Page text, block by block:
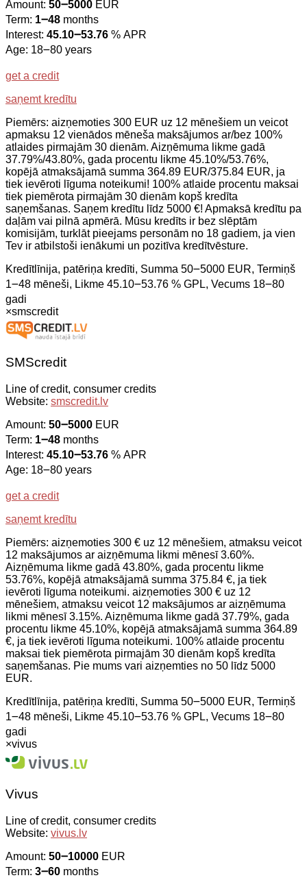
Amount: 50౼5000 EUR
Term: 1౼48 months
Interest: 45.10౼53.76 % APR
Age: 18౼80 years
get a credit
saņemt kredītu
Piemērs: aizņemoties 300 EUR uz 12 mēnešiem un veicot
apmaksu 12 vienādos mēneša maksājumos ar/bez 100%
atlaides pirmajām 30 dienām. Aizņēmuma likme gadā
37.79%/43.80%, gada procentu likme 45.10%/53.76%,
kopējā atmaksājamā summa 364.89 EUR/375.84 EUR, ja
tiek ievēroti līguma noteikumi! 100% atlaide procentu maksai
tiek piemērota pirmajām 30 dienām kopš kredīta
saņemšanas. Saņem kredītu līdz 5000 €! Apmaksā kredītu pa
daļām vai pilnā apmērā. Mūsu kredīts ir bez slēptām
komisijām, turklāt pieejams personām no 18 gadiem, ja vien
Tev ir atbilstoši ienākumi un pozitīva kredītvēsture.
Kredītlīnija, patēriņa kredīti, Summa 50౼5000 EUR, Termiņš
1౼48 mēneši, Likme 45.10౼53.76 % GPL, Vecums 18౼80
gadi
×smscredit
SMScredit
Line of credit, consumer credits
Website: smscredit.lv
Amount: 50౼5000 EUR
Term: 1౼48 months
Interest: 45.10౼53.76 % APR
Age: 18౼80 years
get a credit
saņemt kredītu
Piemērs: aizņemoties 300 € uz 12 mēnešiem, atmaksu veicot
12 maksājumos ar aizņēmuma likmi mēnesī 3.60%.
Aizņēmuma likme gadā 43.80%, gada procentu likme
53.76%, kopējā atmaksājamā summa 375.84 €, ja tiek
ievēroti līguma noteikumi. aizņemoties 300 € uz 12
mēnešiem, atmaksu veicot 12 maksājumos ar aizņēmuma
likmi mēnesī 3.15%. Aizņēmuma likme gadā 37.79%, gada
procentu likme 45.10%, kopējā atmaksājamā summa 364.89
€, ja tiek ievēroti līguma noteikumi. 100% atlaide procentu
maksai tiek piemērota pirmajām 30 dienām kopš kredīta
saņemšanas. Pie mums vari aizņemties no 50 līdz 5000
EUR.
Kredītlīnija, patēriņa kredīti, Summa 50౼5000 EUR, Termiņš
1౼48 mēneši, Likme 45.10౼53.76 % GPL, Vecums 18౼80
gadi
×vivus
Vivus
Line of credit, consumer credits
Website: vivus.lv
Amount: 50౼10000 EUR
Term: 3౼60 months